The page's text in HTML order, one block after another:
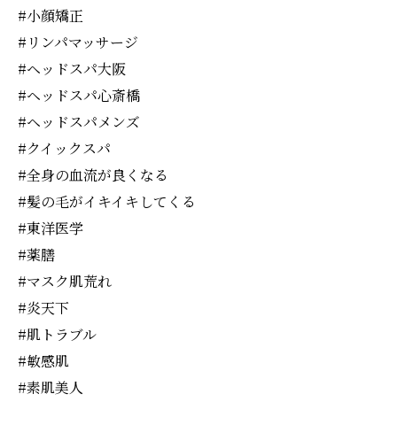
#小顔矯正
#リンパマッサージ
#ヘッドスパ大阪
#ヘッドスパ心斎橋
#ヘッドスパメンズ
#クイックスパ
#全身の血流が良くなる
#髪の毛がイキイキしてくる
#東洋医学
#薬膳
#マスク肌荒れ
#炎天下
#肌トラブル
#敏感肌
#素肌美人